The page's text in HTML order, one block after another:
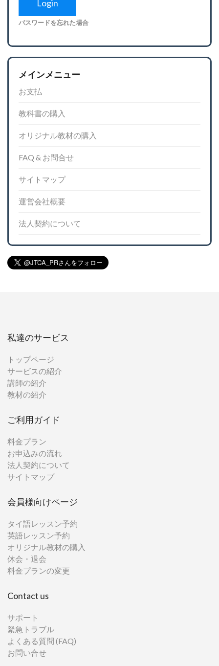
パスワードを忘れた場合
メインメニュー
お支払
教科書の購入
オリジナル教材の購入
FAQ & お問合せ
サイトマップ
運営会社概要
法人契約について
私達のサービス
トップページ
サービスの紹介
講師の紹介
教材の紹介
ご利用ガイド
料金プラン
お申込みの流れ
法人契約について
サイトマップ
会員様向けページ
タイ語レッスン予約
英語レッスン予約
オリジナル教材の購入
休会・退会
料金プランの変更
Contact us
サポート
緊急トラブル
よくある質問 (FAQ)
お問い合せ